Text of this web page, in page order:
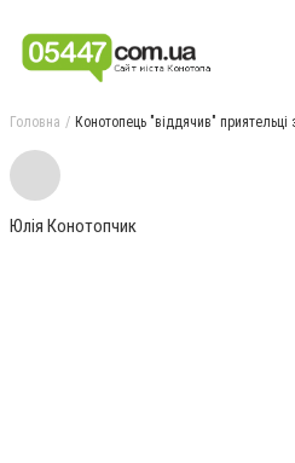
Головна Конотопець "віддячив" приятельці
Юлія Конотопчик